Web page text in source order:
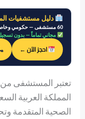
دليل مستشفيات
60 مستشفى — حكومي وخاص — أرقام حقيقية — 2026
مجاني تماماً — بدون
احجز الآن ←
تعتبر المستشفى
المملكة العربية
الصحية المتقدمة